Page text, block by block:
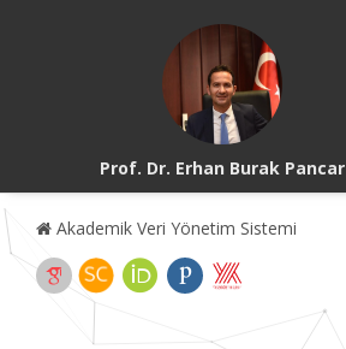
Prof. Dr. Erhan Burak Pancar
Akademik Veri Yönetim Sistemi